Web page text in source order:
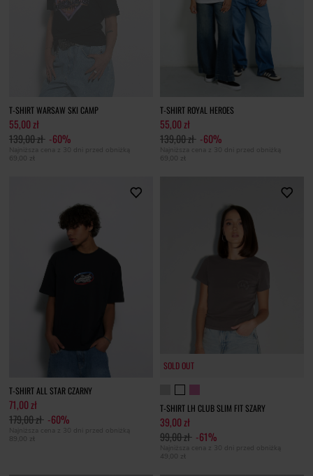
T-SHIRT WARSAW SKI CAMP
55,00 zł
139,00 zł -60%
Najniższa cena z 30 dni przed obniżką
69,00 zł
T-SHIRT ROYAL HEROES
55,00 zł
139,00 zł -60%
Najniższa cena z 30 dni przed obniżką
69,00 zł
T-SHIRT ALL STAR CZARNY
71,00 zł
179,00 zł -60%
Najniższa cena z 30 dni przed obniżką
89,00 zł
SOLD OUT
T-SHIRT LH CLUB SLIM FIT SZARY
39,00 zł
99,00 zł -61%
Najniższa cena z 30 dni przed obniżką
49,00 zł